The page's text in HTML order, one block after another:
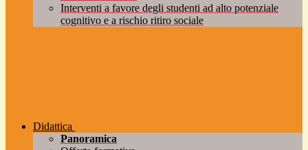
Interventi a favore degli studenti ad alto potenziale
cognitivo e a rischio ritiro sociale
Didattica
Panoramica